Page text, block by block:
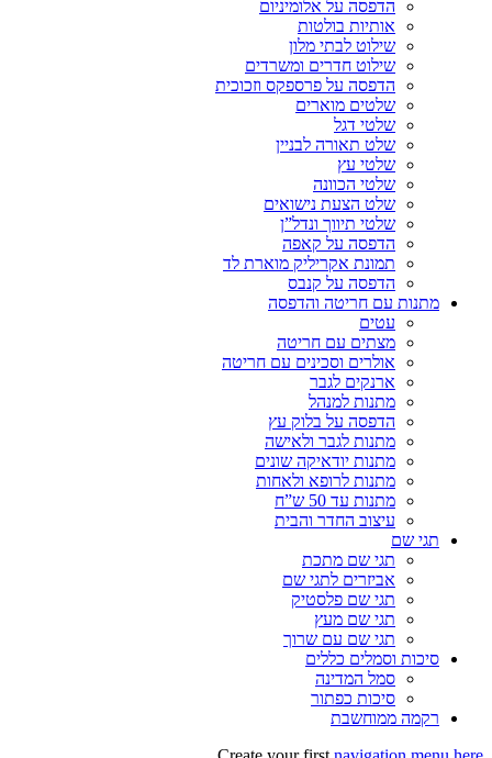
הדפסה על אלומיניום
אותיות בולטות
שילוט לבתי מלון
שילוט חדרים ומשרדים
הדפסה על פרספקס וזכוכית
שלטים מוארים
שלטי דגל
שלט תאורה לבניין
שלטי עץ
שלטי הכוונה
שלט הצעת נישואים
שלטי תיווך ונדל”ן
הדפסה על קאפה
תמונת אקריליק מוארת לד
הדפסה על קנבס
מתנות עם חריטה והדפסה
עטים
מצתים עם חריטה
אולרים וסכינים עם חריטה
ארנקים לגבר
מתנות למנהל
הדפסה על בלוק עץ
מתנות לגבר ולאישה
מתנות יודאיקה שונים
מתנות לרופא ולאחות
מתנות עד 50 ש”ח
עיצוב החדר והבית
תגי שם
תגי שם מתכת
אביזרים לתגי שם
תגי שם פלסטיק
תגי שם מעץ
תגי שם עם שרוך
סיכות וסמלים כללים
סמל המדינה
סיכות כפתור
רקמה ממוחשבת